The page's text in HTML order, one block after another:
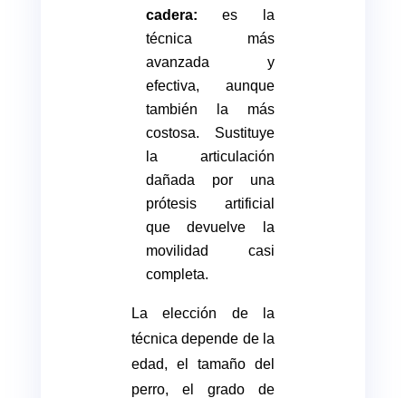
cadera: es la
técnica más
avanzada y
efectiva, aunque
también la más
costosa. Sustituye
la articulación
dañada por una
prótesis artificial
que devuelve la
movilidad casi
completa.
La elección de la
técnica depende de la
edad, el tamaño del
perro, el grado de